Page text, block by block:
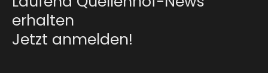
erhalten
Jetzt anmelden!